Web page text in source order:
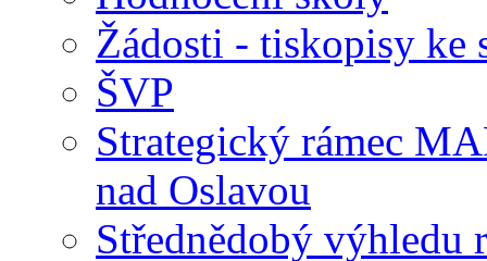
Žádosti - tiskopisy ke
ŠVP
Strategický rámec
nad Oslavou
Střednědobý výhledu